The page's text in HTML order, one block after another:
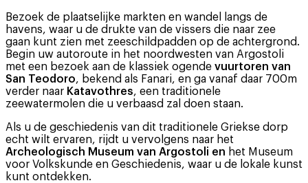
Bezoek de plaatselijke markten en wandel langs de
havens, waar u de drukte van de vissers die naar zee
gaan kunt zien met zeeschildpadden op de achtergrond.
Begin uw autoroute in het noordwesten van Argostoli
met een bezoek aan de klassiek ogende vuurtoren van
San Teodoro, bekend als Fanari, en ga vanaf daar 700m
verder naar Katavothres, een traditionele
zeewatermolen die u verbaasd zal doen staan.
Als u de geschiedenis van dit traditionele Griekse dorp
echt wilt ervaren, rijdt u vervolgens naar het
Archeologisch Museum van Argostoli en het Museum
voor Volkskunde en Geschiedenis, waar u de lokale kunst
kunt ontdekken.